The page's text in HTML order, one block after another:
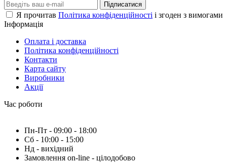
Підписатися
Я прочитав Політика конфіденційності і згоден з вимогами
Інформація
Оплата і доставка
Політика конфіденційності
Контакти
Карта сайту
Виробники
Акції
Час роботи
Пн-Пт - 09:00 - 18:00
Сб - 10:00 - 15:00
Нд - вихідний
Замовлення on-line - цілодобово